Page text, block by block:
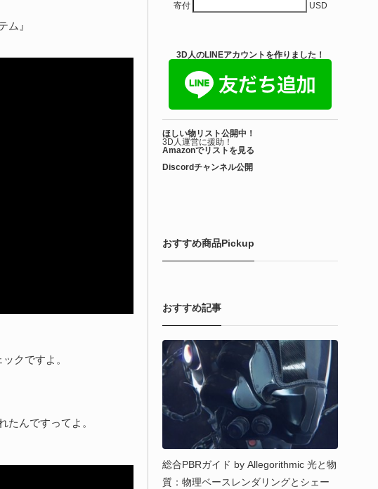
ブラリやエディタスクリプト API の機能不足を補うオープンソー
Unityエフェクトレシピブック パーツを組み合
わせて作れる | ktk.kum...
ム』
クですよ。
たんですってよ。
寄付 USD
3D人のLINEアカウントを作りました！
ほしい物リスト公開中！
3D人運営に援助！
Amazonでリストを見る
Discordチャンネル公開
おすすめ商品Pickup
おすすめ記事
総合PBRガイド by Allegorithmic 光と物
質：物理ベースレンダリングとシェー